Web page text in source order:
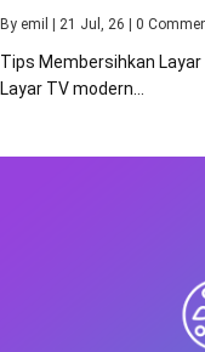
By emil 21 Jul, 26 0
Tips Membersihkan Layar
Layar TV modern…